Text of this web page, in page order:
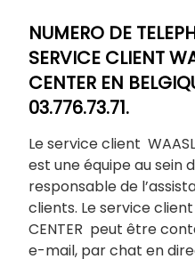
NUMERO DE
SERVICE CLIENT
CENTER EN
03.776.73.71.
Le service client
est une équipe au sein
responsable de
clients. Le service client
CENTER peut être
e-mail, par chat en